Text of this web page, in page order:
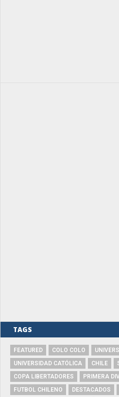
TAGS
FEATURED COLO COLO
UNIVERSIDAD CATÓLICA
CHILE
COPA LIBERTADORES
PRIMERA
FUTBOL CHILENO
DESTACADOS